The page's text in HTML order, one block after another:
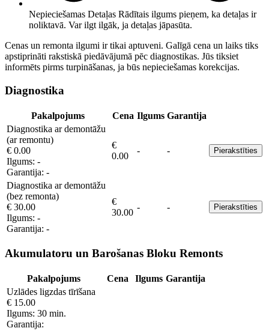
Nepieciešamas Detaļas Rādītais ilgums pieņem, ka detaļas ir
noliktavā. Var ilgt ilgāk, ja detaļas jāpasūta.
Cenas un remonta ilgumi ir tikai aptuveni. Galīgā cena un laiks tiks
apstiprināti rakstiskā piedāvājumā pēc diagnostikas. Jūs tiksiet
informēts pirms turpināšanas, ja būs nepieciešamas korekcijas.
Diagnostika
Pakalpojums Cena Ilgums Garantija
Diagnostika ar demontāžu
(ar remontu)
€ 0.00
Ilgums: -
Garantija: -
€
0.00
- - Pierakstīties
Diagnostika ar demontāžu
(bez remonta)
€ 30.00
Ilgums: -
Garantija: -
€
30.00
- - Pierakstīties
Akumulatoru un Barošanas Bloku Remonts
Pakalpojums Cena Ilgums Garantija
Uzlādes ligzdas tīrīšana
€ 15.00
Ilgums: 30 min.
Garantija: